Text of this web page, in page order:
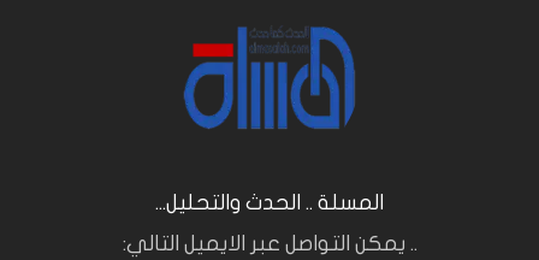
المسلة .. الحدث والتحليل...
.. يمكن التواصل عبر الايميل التالي: